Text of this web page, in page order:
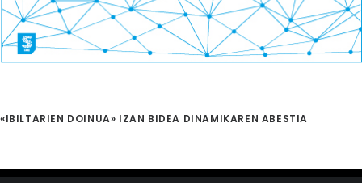
«IBILTARIEN DOINUA» IZAN BIDEA DINAMIKAREN ABESTIA